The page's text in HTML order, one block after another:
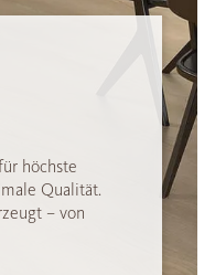
höchste
Qualität.
– von